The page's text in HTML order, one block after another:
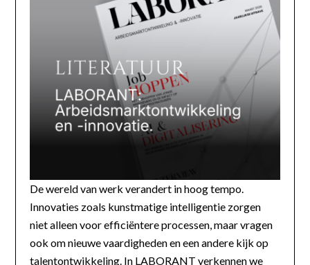
De wereld van werk verandert in hoog tempo.
Innovaties zoals kunstmatige intelligentie zorgen
niet alleen voor efficiëntere processen, maar vragen
ook om nieuwe vaardigheden en een andere kijk op
talentontwikkeling. In LABORANT verkennen we